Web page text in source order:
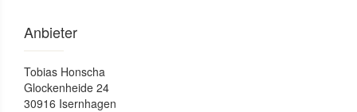
Anbieter
Tobias Honscha
Glockenheide 24
30916 Isernhagen